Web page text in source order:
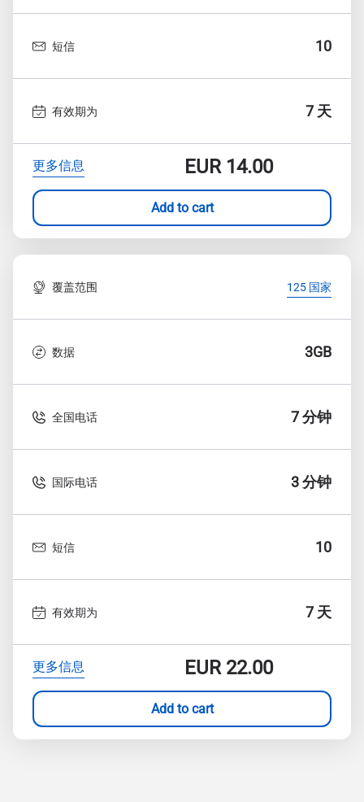
短信 10
有效期为 7 天
更多信息 EUR14.00
Add to cart
覆盖范围 125 国家
数据 3GB
全国电话 7 分钟
国际电话 3 分钟
短信 10
有效期为 7 天
更多信息 EUR22.00
Add to cart